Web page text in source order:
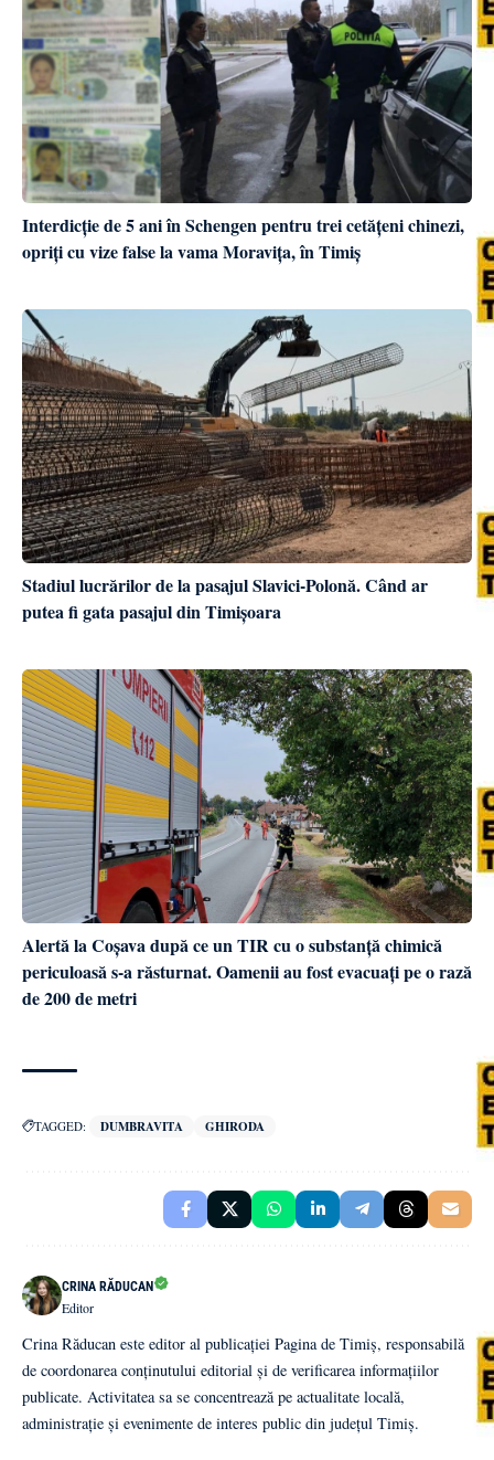
Interdicție de 5 ani în Schengen pentru trei cetățeni chinezi,
opriți cu vize false la vama Moravița, în Timiș
Stadiul lucrărilor de la pasajul Slavici-Polonă. Când ar
putea fi gata pasajul din Timișoara
Alertă la Coșava după ce un TIR cu o substanță chimică
periculoasă s-a răsturnat. Oamenii au fost evacuați pe o rază
de 200 de metri
TAGGED: DUMBRAVITA GHIRODA
CRINA RĂDUCAN
Editor
Crina Răducan este editor al publicației Pagina de Timiș, responsabilă
de coordonarea conținutului editorial și de verificarea informațiilor
publicate. Activitatea sa se concentrează pe actualitate locală,
administrație și evenimente de interes public din județul Timiș.